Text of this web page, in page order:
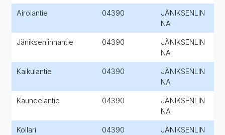
Airolantie 04390
JÄNIKSENLIN
NA
Jäniksenlinnantie 04390
JÄNIKSENLIN
NA
Kaikulantie 04390
JÄNIKSENLIN
NA
Kauneelantie 04390
JÄNIKSENLIN
NA
Kollari 04390 JÄNIKSENLIN